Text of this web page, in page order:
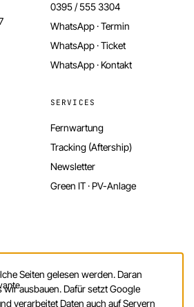
0395 / 555 3304
WhatsApp · Termin
WhatsApp · Ticket
WhatsApp · Kontakt
SERVICES
Fernwartung
Tracking (Aftership)
Newsletter
Green IT · PV-Anlage
Seiten gelesen werden. Daran
ausbauen. Dafür setzt Google
verarbeitet Daten auch auf Servern